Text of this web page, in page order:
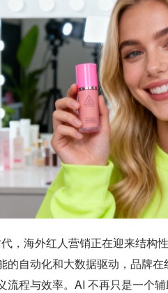
，海外红人营销正在迎来结构
的自动化和大数据驱动，品牌
流程与效率。AI 不再只是一个